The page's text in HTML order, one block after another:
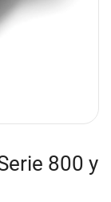
800 y